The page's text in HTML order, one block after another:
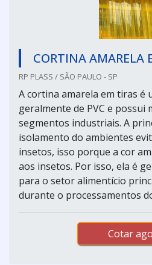
CORTINA AMARELA
RP PLASS / SÃO PAULO - SP
A cortina amarela em tiras é
geralmente de PVC e possui
segmentos industriais. A
isolamento do ambientes
insetos, isso porque a cor
aos insetos. Por isso, ela é
para o setor alimentício
durante o processamentos
Cotar